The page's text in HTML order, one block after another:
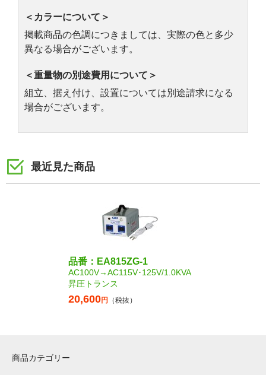
＜カラーについて＞
掲載商品の色調につきましては、実際の色と多少
異なる場合がございます。
＜重量物の別途費用について＞
組立、据え付け、設置については別途請求になる
場合がございます。
最近見た商品
品番：EA815ZG-1
AC100V→AC115V･125V/1.0KVA
昇圧トランス
20,600円 （税抜）
商品カテゴリー